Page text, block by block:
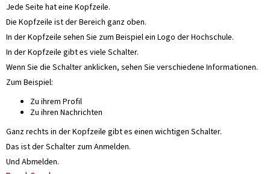
Jede Seite hat eine Kopfzeile.
Die Kopfzeile ist der Bereich ganz oben.
In der Kopfzeile sehen Sie zum Beispiel ein Logo der Hochschule.
In der Kopfzeile gibt es viele Schalter.
Wenn Sie die Schalter anklicken, sehen Sie verschiedene Informationen.
Zum Beispiel:
Zu ihrem Profil
Zu ihren Nachrichten
Ganz rechts in der Kopfzeile gibt es einen wichtigen Schalter.
Das ist der Schalter zum Anmelden.
Und Abmelden.